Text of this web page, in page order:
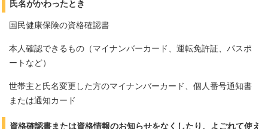
氏名がかわったとき
国民健康保険の資格確認書
本人確認できるもの（マイナンバーカード、運転免許証、パスポ
ートなど）
世帯主と氏名変更した方のマイナンバーカード、個人番号通知書
または通知カード
資格確認書または資格情報のお知らせをなくしたり、よごれて使え